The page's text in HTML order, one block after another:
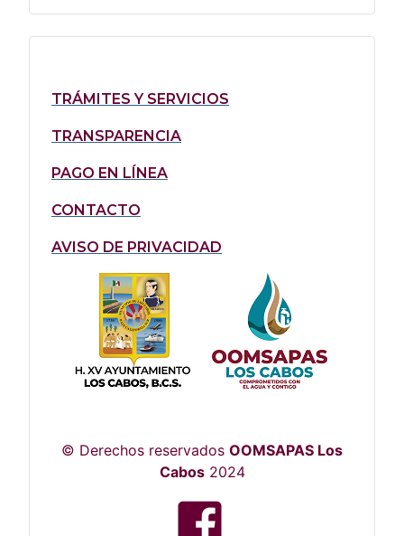
TRÁMITES Y SERVICIOS
TRANSPARENCIA
PAGO EN LÍNEA
CONTACTO
AVISO DE PRIVACIDAD
© Derechos reservados OOMSAPAS Los
Cabos2024